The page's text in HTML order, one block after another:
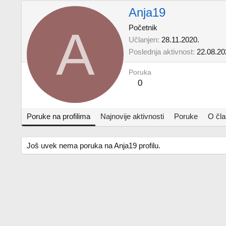
A
Anja19
Početnik
Učlanjen 28.11.2020.
Poslednja aktivnost
Poruka
0
Poruke na profilima Najnovije aktivnosti Poruke O
Još uvek nema poruka na Anja19 profilu.